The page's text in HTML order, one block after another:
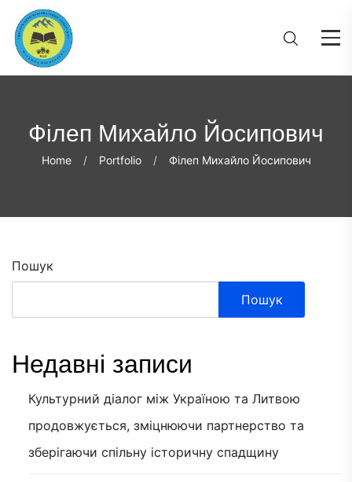
Філеп Михайло Йосипович
Home Portfolio Філеп Михайло Йосипович
Пошук
Пошук
Недавні записи
Культурний діалог між Україною та Литвою
продовжується, зміцнюючи партнерство та
зберігаючи спільну історичну спадщину